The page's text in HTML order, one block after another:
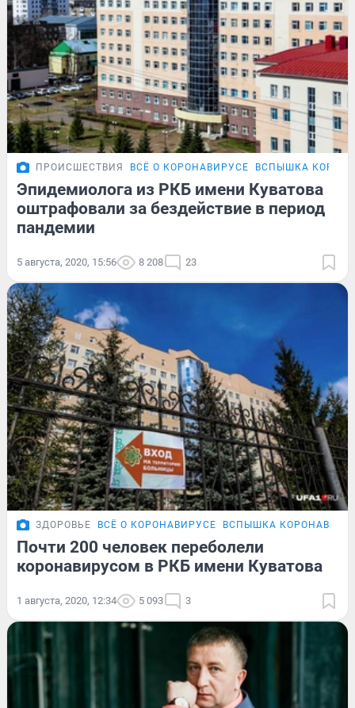
ПРОИСШЕСТВИЯ ВСЁ О КОРОНАВИРУСЕ ВСПЫШКА
Эпидемиолога из РКБ имени Куватова
оштрафовали за бездействие в период
пандемии
5 августа, 2020, 15:56 8 208 23
ЗДОРОВЬЕ ВСЁ О КОРОНАВИРУСЕ ВСПЫШКА
Почти 200 человек переболели
коронавирусом в РКБ имени Куватова
1 августа, 2020, 12:34 5 093 3